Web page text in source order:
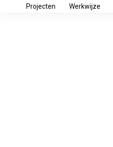
Projecten Werkwijze